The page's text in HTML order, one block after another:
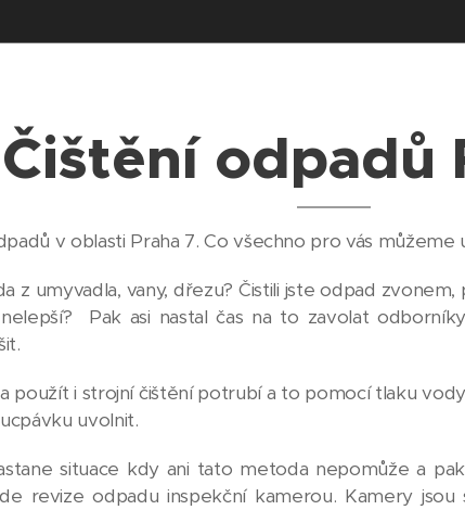
Čištění odpadů
v oblasti Praha 7. Co všechno pro vás můžeme
z umyvadla, vany, dřezu? Čistili jste odpad
Pak asi nastal čas na to zavolat
použít i strojní čištění potrubí a to pomocí tlaku
uvolnit.
situace kdy ani tato metoda nepomůže a
revize odpadu inspekční kamerou. Kamery